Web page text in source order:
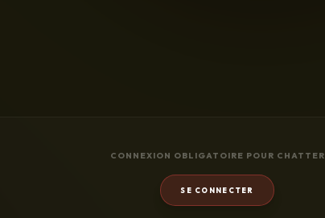
CONNEXION OBLIGATOIRE POUR CHATTER
SE CONNECTER